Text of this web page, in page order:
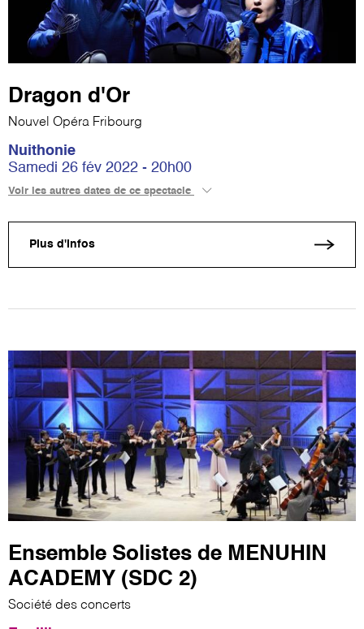
Dragon d'Or
Nouvel Opéra Fribourg
Nuithonie
Samedi 26 fév 2022 - 20h00
Voir les autres dates de ce spectacle
Plus d'infos
Ensemble Solistes de MENUHIN
ACADEMY (SDC 2)
Société des concerts